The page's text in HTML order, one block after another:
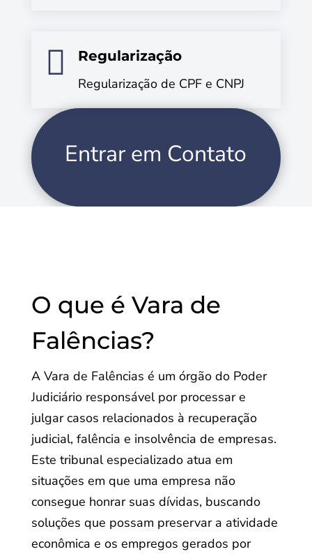

Regularização
Regularização de CPF e CNPJ
Entrar em Contato
O que é Vara de
Falências?
A Vara de Falências é um órgão do Poder
Judiciário responsável por processar e
julgar casos relacionados à recuperação
judicial, falência e insolvência de empresas.
Este tribunal especializado atua em
situações em que uma empresa não
consegue honrar suas dívidas, buscando
soluções que possam preservar a atividade
econômica e os empregos gerados por